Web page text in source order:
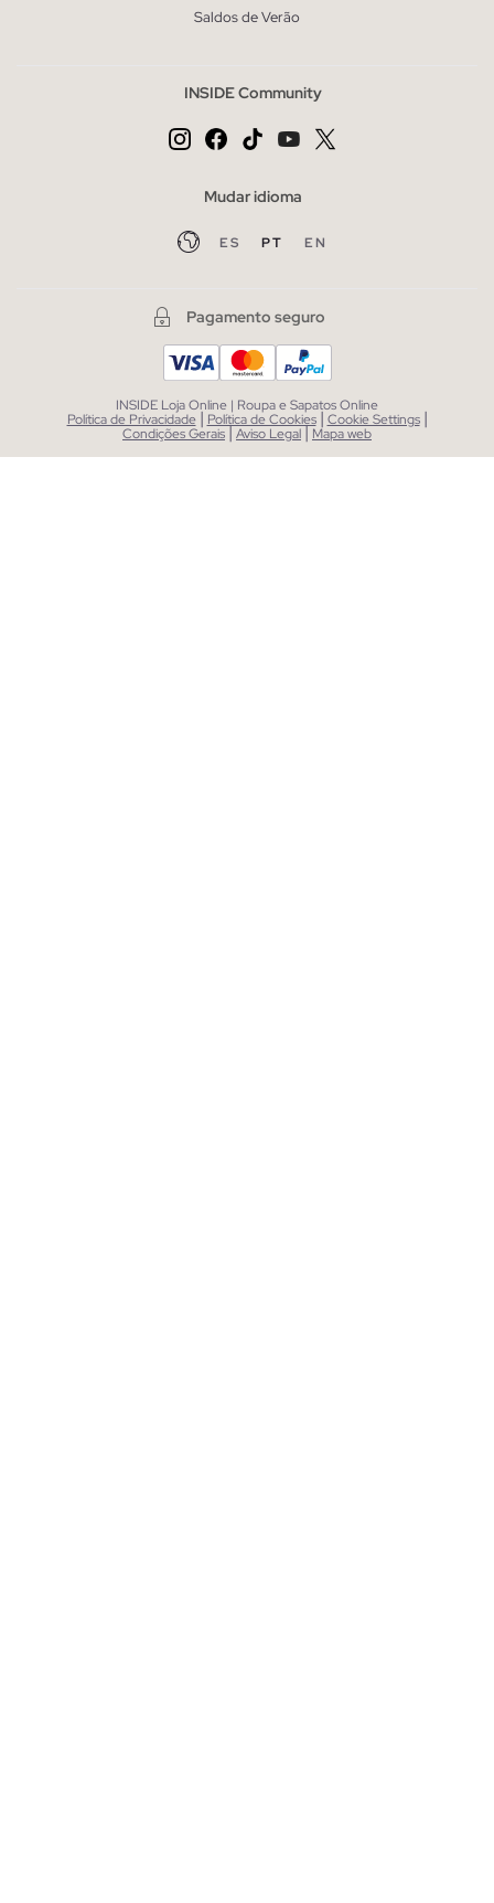
Saldos de Verão
INSIDE Community
Mudar idioma
ES PT EN
Pagamento seguro
INSIDE Loja Online | Roupa e Sapatos Online
Política de Privacidade | Política de Cookies | Cookie Settings |
Condições Gerais|Aviso Legal| Mapa web